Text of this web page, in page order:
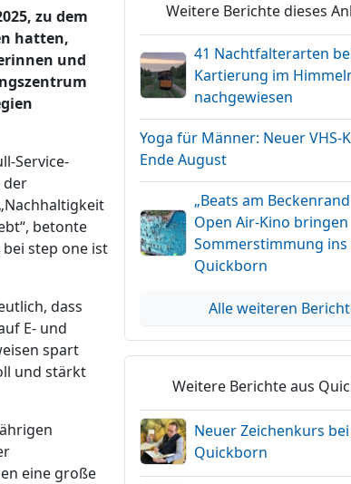
zu dem
hatten,
und
Service-
der
betonte
step one ist
dass
E- und
spart
und stärkt
eine große
Weitere Berichte dieses
41 Nachtfalterarten
Kartierung im
nachgewiesen
Yoga für Männer: Neuer VHS-
Ende August
„Beats am
Open Air-Kino bringen
Sommerstimmung ins
Quickborn
Alle weiteren
Weitere Berichte aus
Neuer Zeichenkurs bei
Quickborn